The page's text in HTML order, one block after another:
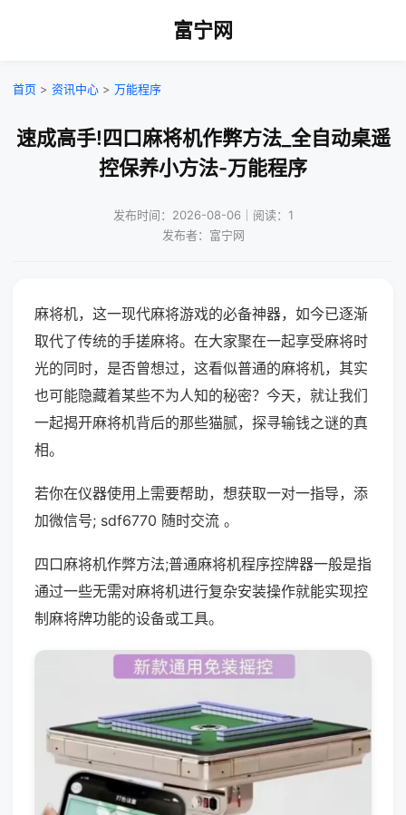
富宁网
首页 > 资讯中心 > 万能程序
速成高手!四口麻将机作弊方法_全自动桌遥
控保养小方法-万能程序
发布时间：2026-08-06｜阅读：1
发布者：富宁网
麻将机，这一现代麻将游戏的必备神器，如今已逐渐
取代了传统的手搓麻将。在大家聚在一起享受麻将时
光的同时，是否曾想过，这看似普通的麻将机，其实
也可能隐藏着某些不为人知的秘密？今天，就让我们
一起揭开麻将机背后的那些猫腻，探寻输钱之谜的真
相。
若你在仪器使用上需要帮助，想获取一对一指导，添
加微信号; sdf6770 随时交流 。
四口麻将机作弊方法;普通麻将机程序控牌器一般是指
通过一些无需对麻将机进行复杂安装操作就能实现控
制麻将牌功能的设备或工具。